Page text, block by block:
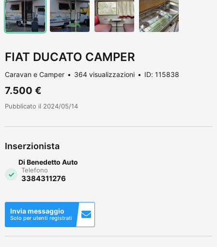
FIAT DUCATO CAMPER
Caravan e Camper 364 visualizzazioni ID: 115838
7.500 €
Pubblicato il 2024/05/14
Inserzionista
Di Benedetto Auto
Telefono
3384311276
Invia messaggio
Solo per utenti registrati